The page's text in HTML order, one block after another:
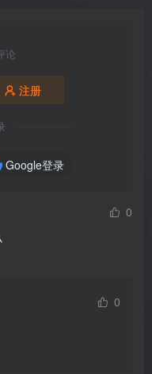
论
注册
Google登录
0
0